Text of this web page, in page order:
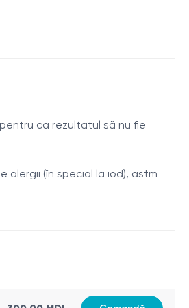
congenitale ale
pe organele pelviene.
ca rezultatul să nu fie
(în special la iod), astm